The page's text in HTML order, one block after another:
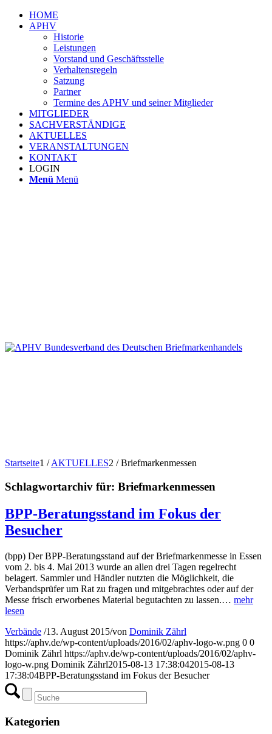
HOME
APHV
Historie
Leistungen
Vorstand und Geschäftsstelle
Verhaltensregeln
Satzung
Partner
Termine des APHV und seiner Mitglieder
MITGLIEDER
SACHVERSTÄNDIGE
AKTUELLES
VERANSTALTUNGEN
KONTAKT
LOGIN
Menü Menü
Startseite1 / AKTUELLES2 / Briefmarkenmessen
Schlagwortarchiv für: Briefmarkenmessen
BPP-Beratungsstand im Fokus der
Besucher
(bpp) Der BPP-Beratungsstand auf der Briefmarkenmesse in Essen
vom 2. bis 4. Mai 2013 wurde an allen drei Tagen regelrecht
belagert. Sammler und Händler nutzten die Möglichkeit, die
Verbandsprüfer um Rat zu fragen und mitgebrachtes oder auf der
Messe frisch erworbenes Material begutachten zu lassen.… mehr
lesen
Verbände /13. August 2015/von Dominik Zährl
https://aphv.de/wp-content/uploads/2016/02/aphv-logo-w.png 0 0
Dominik Zährl https://aphv.de/wp-content/uploads/2016/02/aphv-
logo-w.png Dominik Zährl2015-08-13 17:38:042015-08-13
17:38:04BPP-Beratungsstand im Fokus der Besucher
Kategorien